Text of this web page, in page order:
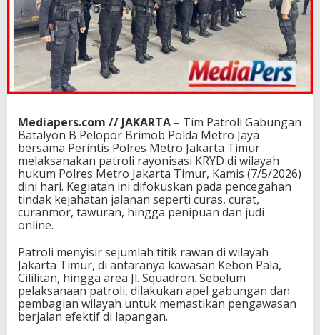
Mediapers.com // JAKARTA – Tim Patroli Gabungan
Batalyon B Pelopor Brimob Polda Metro Jaya
bersama Perintis Polres Metro Jakarta Timur
melaksanakan patroli rayonisasi KRYD di wilayah
hukum Polres Metro Jakarta Timur, Kamis (7/5/2026)
dini hari. Kegiatan ini difokuskan pada pencegahan
tindak kejahatan jalanan seperti curas, curat,
curanmor, tawuran, hingga penipuan dan judi
online.
Patroli menyisir sejumlah titik rawan di wilayah
Jakarta Timur, di antaranya kawasan Kebon Pala,
Cililitan, hingga area Jl. Squadron. Sebelum
pelaksanaan patroli, dilakukan apel gabungan dan
pembagian wilayah untuk memastikan pengawasan
berjalan efektif di lapangan.